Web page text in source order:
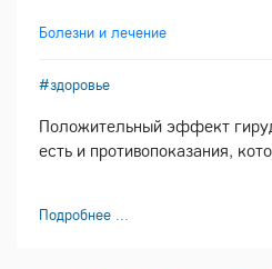
Болезни и лечение
#здоровье
Положительный эффект
есть и противопоказания,
Подробнее ...